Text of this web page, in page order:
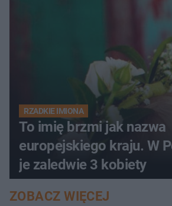
RZADKIE IMIONA
To imię brzmi jak nazwa
europejskiego kraju. W
je zaledwie 3 kobiety
ZOBACZ WIĘCEJ